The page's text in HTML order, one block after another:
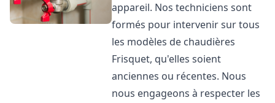
appareil. Nos techniciens sont
formés pour intervenir sur tous
les modèles de chaudières
Frisquet, qu'elles soient
anciennes ou récentes. Nous
nous engageons à respecter les